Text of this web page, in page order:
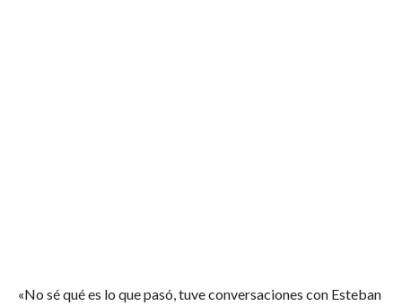
«No sé qué es lo que pasó, tuve conversaciones con Esteban